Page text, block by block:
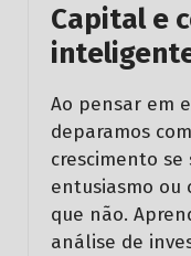
Capital e
Ao pensar em
deparamos
crescimento
entusiasmo ou
que não.
análise de